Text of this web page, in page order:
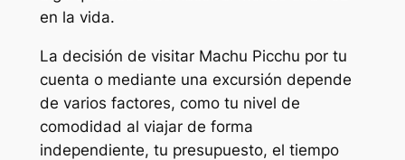
en la vida.
La decisión de visitar Machu Picchu por tu
cuenta o mediante una excursión depende
de varios factores, como tu nivel de
comodidad al viajar de forma
independiente, tu presupuesto, el tiempo